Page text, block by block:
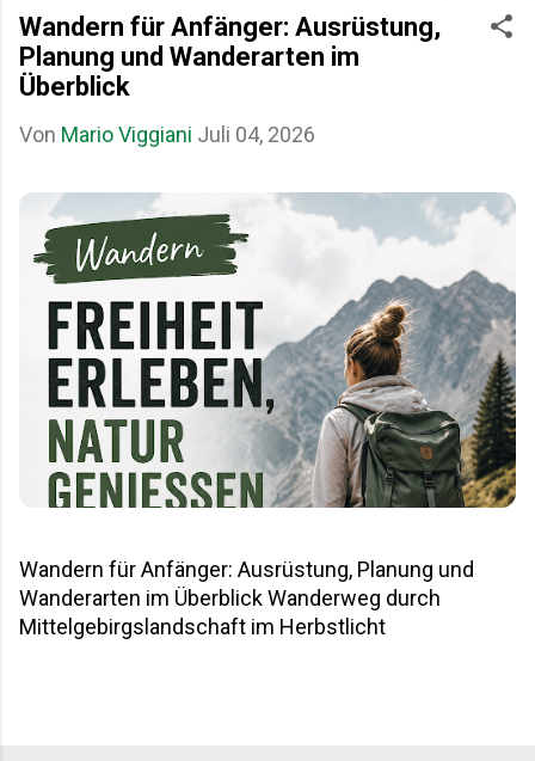
Wandern für Anfänger: Ausrüstung,
Planung und Wanderarten im
Überblick
Von Mario Viggiani Juli 04, 2026
Wandern für Anfänger: Ausrüstung, Planung und
Wanderarten im Überblick Wanderweg durch
Mittelgebirgslandschaft im Herbstlicht